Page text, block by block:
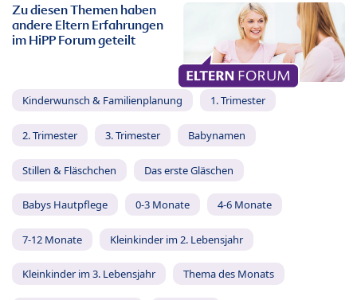
Zu diesen Themen haben
andere Eltern Erfahrungen
im HiPP Forum geteilt
Kinderwunsch & Familienplanung 1. Trimester
2. Trimester 3. Trimester Babynamen
Stillen & Fläschchen Das erste Gläschen
Babys Hautpflege 0-3 Monate 4-6 Monate
7-12 Monate Kleinkinder im 2. Lebensjahr
Kleinkinder im 3. Lebensjahr Thema des Monats